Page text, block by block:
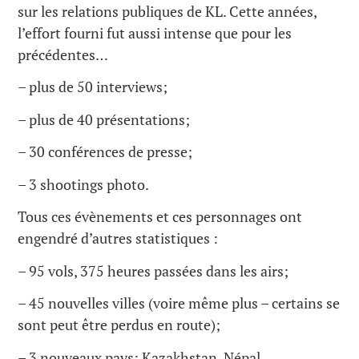
sur les relations publiques de KL. Cette années,
l’effort fourni fut aussi intense que pour les
précédentes…
– plus de 50 interviews;
– plus de 40 présentations;
– 30 conférences de presse;
– 3 shootings photo.
Tous ces évènements et ces personnages ont
engendré d’autres statistiques :
– 95 vols, 375 heures passées dans les airs;
– 45 nouvelles villes (voire même plus – certains se
sont peut être perdus en route);